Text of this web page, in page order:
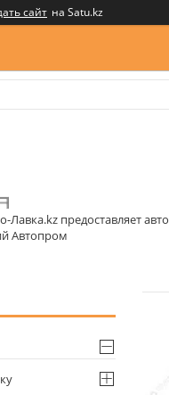
сайт на Satu.kz
Лавка.kz предоставляет авто
Автопром